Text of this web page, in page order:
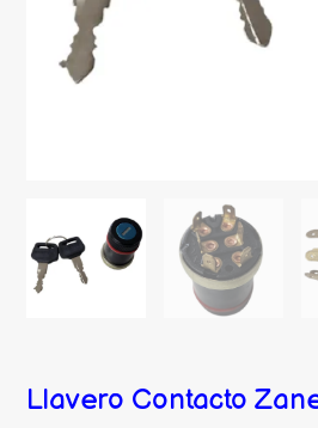
Llavero Contacto